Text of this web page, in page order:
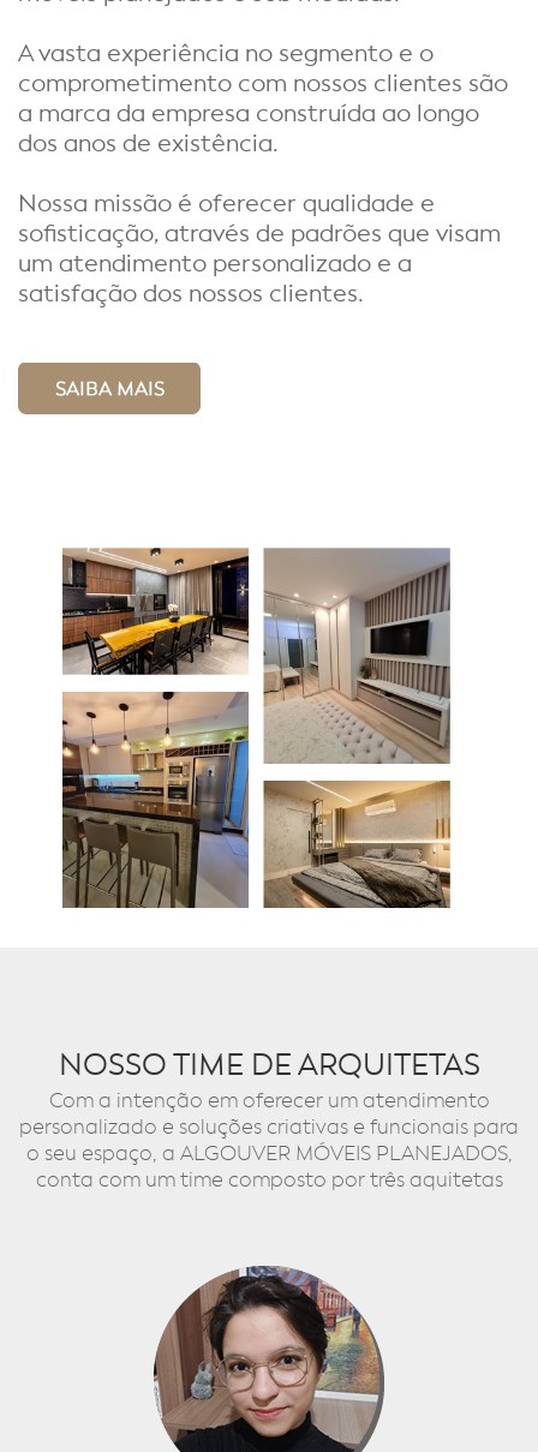
A vasta experiência no segmento e o
comprometimento com nossos clientes são
a marca da empresa construída ao longo
dos anos de existência.
Nossa missão é oferecer qualidade e
sofisticação, através de padrões que visam
um atendimento personalizado e a
satisfação dos nossos clientes.
NOSSO TIME DE ARQUITETAS
Com a intenção em oferecer um atendimento
personalizado e soluções criativas e funcionais para
o seu espaço, a ALGOUVER MÓVEIS PLANEJADOS,
conta com um time composto por três aquitetas